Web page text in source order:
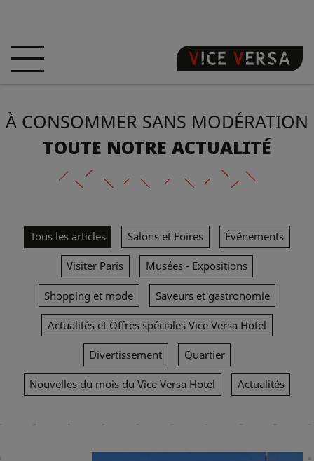
ACCUEIL CHAMBRES
OFFRES LOCALISATION
GARANTISSEZ
ACTUALITÉS PHOTOS
FR
À CONSOMMER SANS MODÉRATION
TOUTE NOTRE ACTUALITÉ
Tous les articles Salons et Foires Événements
Visiter Paris Musées - Expositions
Shopping et mode Saveurs et gastronomie
Actualités et Offres spéciales Vice Versa Hotel
Divertissement Quartier
Nouvelles du mois du Vice Versa Hotel Actualités